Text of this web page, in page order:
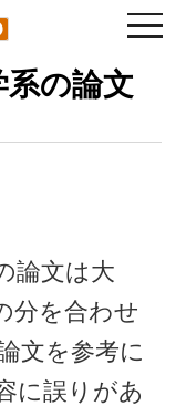
の論文
論文は大
分を合わせ
文を参考に
に誤りがあ